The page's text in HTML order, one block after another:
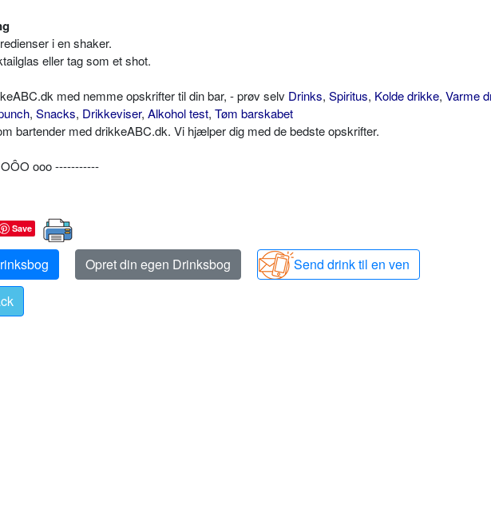
i en shaker.
eller tag som et shot.
med nemme opskrifter til din bar, - prøv selv Drinks, Spiritus, Kolde drikke, Varme
, Snacks, Drikkeviser, Alkohol test, Tøm barskabet
bartender med drikkeABC.dk. Vi hjælper dig med de bedste opskrifter.
ooo -----------
Save
Opret din egen Drinksbog
Send drink til en ven